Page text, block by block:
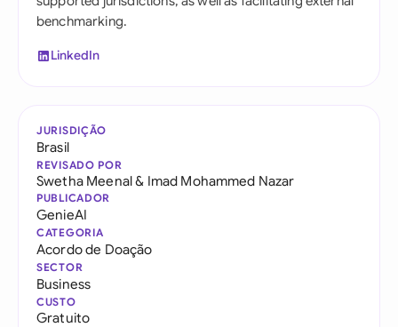
benchmarking.
LinkedIn
JURISDIÇÃO
Brasil
REVISADO POR
Swetha Meenal& Imad Mohammed Nazar
PUBLICADOR
GenieAI
CATEGORIA
Acordo de Doação
SECTOR
Business
CUSTO
Gratuito